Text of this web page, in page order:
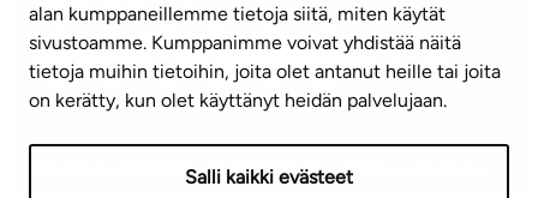
alan kumppaneillemme tietoja siitä, miten käytät
sivustoamme. Kumppanimme voivat yhdistää näitä
tietoja muihin tietoihin, joita olet antanut heille tai joita
on kerätty, kun olet käyttänyt heidän palvelujaan.
Salli kaikki evästeet
Mediapankki
TietosuojaselosteSaavutettavuusseloste